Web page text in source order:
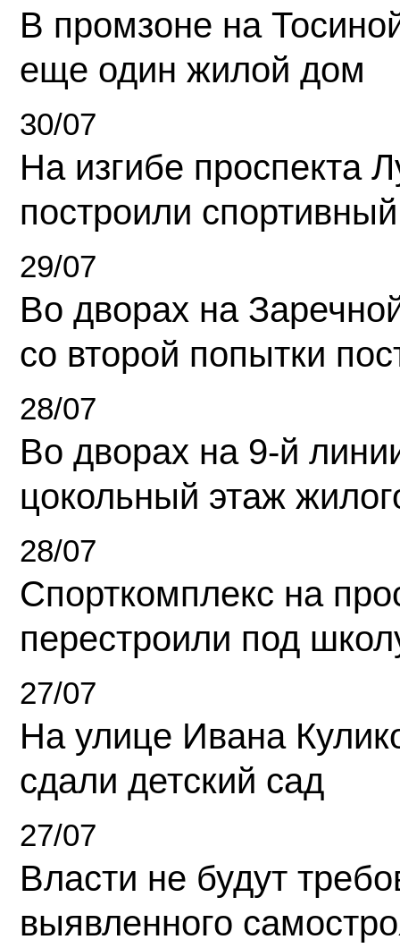
В промзоне на
еще один жилой дом
30/07
На изгибе проспекта
построили
29/07
Во дворах на
со второй попытки
28/07
Во дворах на 9-й
цокольный этаж
28/07
Спорткомплекс на
перестроили под
27/07
На улице Ивана
сдали детский сад
27/07
Власти не будут
выявленного